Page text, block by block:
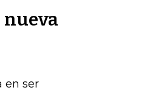
nueva
en ser